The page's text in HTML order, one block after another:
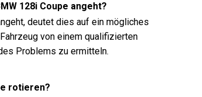
128i Coupe angeht?
deutet dies auf ein mögliches
von einem qualifizierten
Problems zu ermitteln.
rotieren?